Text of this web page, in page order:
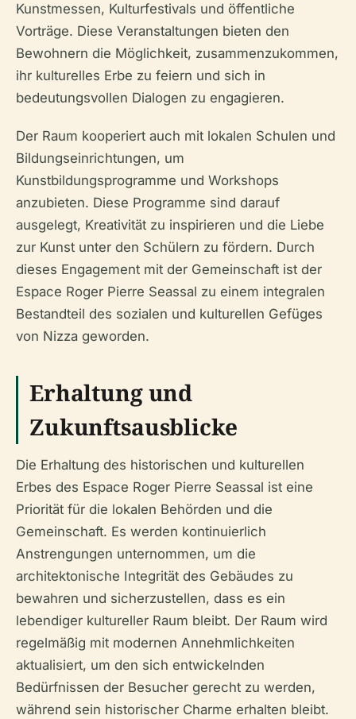
Kunstmessen, Kulturfestivals und öffentliche
Vorträge. Diese Veranstaltungen bieten den
Bewohnern die Möglichkeit, zusammenzukommen,
ihr kulturelles Erbe zu feiern und sich in
bedeutungsvollen Dialogen zu engagieren.
Der Raum kooperiert auch mit lokalen Schulen und
Bildungseinrichtungen, um
Kunstbildungsprogramme und Workshops
anzubieten. Diese Programme sind darauf
ausgelegt, Kreativität zu inspirieren und die Liebe
zur Kunst unter den Schülern zu fördern. Durch
dieses Engagement mit der Gemeinschaft ist der
Espace Roger Pierre Seassal zu einem integralen
Bestandteil des sozialen und kulturellen Gefüges
von Nizza geworden.
Erhaltung und
Zukunftsausblicke
Die Erhaltung des historischen und kulturellen
Erbes des Espace Roger Pierre Seassal ist eine
Priorität für die lokalen Behörden und die
Gemeinschaft. Es werden kontinuierlich
Anstrengungen unternommen, um die
architektonische Integrität des Gebäudes zu
bewahren und sicherzustellen, dass es ein
lebendiger kultureller Raum bleibt. Der Raum wird
regelmäßig mit modernen Annehmlichkeiten
aktualisiert, um den sich entwickelnden
Bedürfnissen der Besucher gerecht zu werden,
während sein historischer Charme erhalten bleibt.